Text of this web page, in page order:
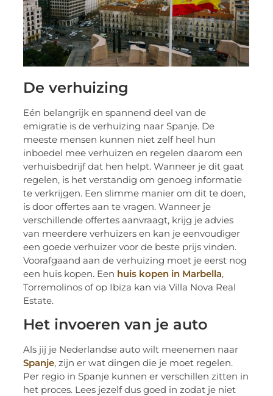
De verhuizing
Eén belangrijk en spannend deel van de
emigratie is de verhuizing naar Spanje. De
meeste mensen kunnen niet zelf heel hun
inboedel mee verhuizen en regelen daarom een
verhuisbedrijf dat hen helpt. Wanneer je dit gaat
regelen, is het verstandig om genoeg informatie
te verkrijgen. Een slimme manier om dit te doen,
is door offertes aan te vragen. Wanneer je
verschillende offertes aanvraagt, krijg je advies
van meerdere verhuizers en kan je eenvoudiger
een goede verhuizer voor de beste prijs vinden.
Voorafgaand aan de verhuizing moet je eerst nog
een huis kopen. Een huis kopen in Marbella,
Torremolinos of op Ibiza kan via Villa Nova Real
Estate.
Het invoeren van je auto
Als jij je Nederlandse auto wilt meenemen naar
Spanje, zijn er wat dingen die je moet regelen.
Per regio in Spanje kunnen er verschillen zitten in
het proces. Lees jezelf dus goed in zodat je niet